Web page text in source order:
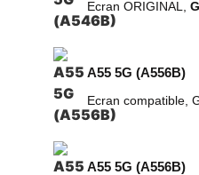
Ecran ORIGINAL,
A55 5G (A556B)
Ecran compatible,
A55 5G (A556B)